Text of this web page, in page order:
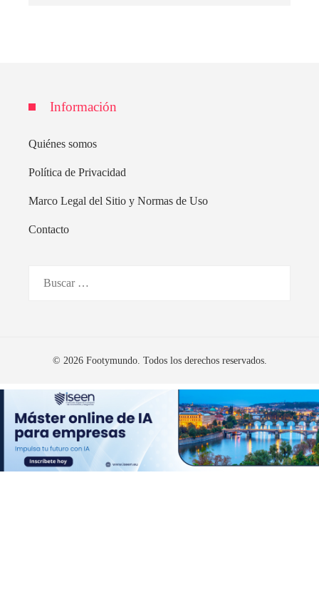
Información
Quiénes somos
Política de Privacidad
Marco Legal del Sitio y Normas de Uso
Contacto
© 2026 Footymundo. Todos los derechos reservados.